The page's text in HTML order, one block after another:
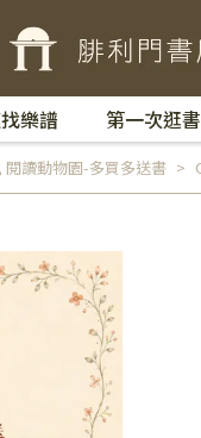
樂譜 第一次逛
, 閱讀動物園-多買多送書